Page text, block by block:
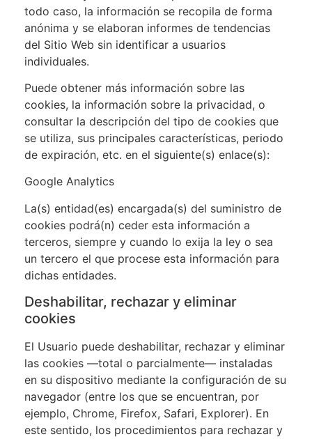
todo caso, la información se recopila de forma
anónima y se elaboran informes de tendencias
del Sitio Web sin identificar a usuarios
individuales.
Puede obtener más información sobre las
cookies, la información sobre la privacidad, o
consultar la descripción del tipo de cookies que
se utiliza, sus principales características, periodo
de expiración, etc. en el siguiente(s) enlace(s):
Google Analytics
La(s) entidad(es) encargada(s) del suministro de
cookies podrá(n) ceder esta información a
terceros, siempre y cuando lo exija la ley o sea
un tercero el que procese esta información para
dichas entidades.
Deshabilitar, rechazar y eliminar
cookies
El Usuario puede deshabilitar, rechazar y eliminar
las cookies —total o parcialmente— instaladas
en su dispositivo mediante la configuración de su
navegador (entre los que se encuentran, por
ejemplo, Chrome, Firefox, Safari, Explorer). En
este sentido, los procedimientos para rechazar y